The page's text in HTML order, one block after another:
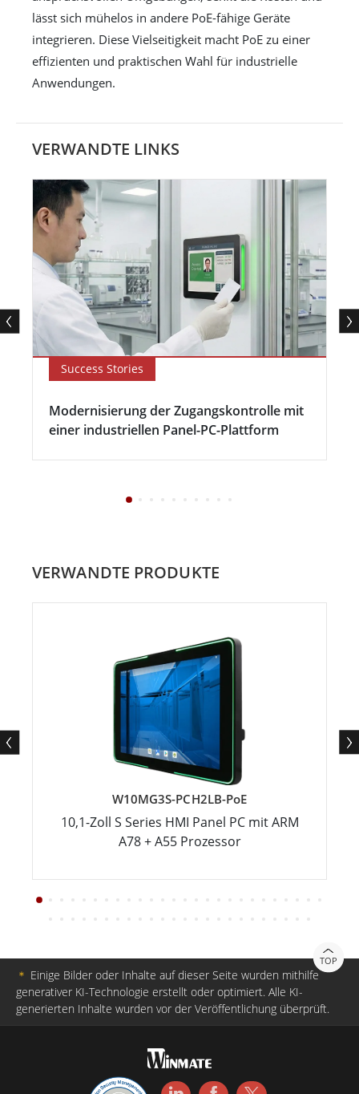
lässt sich mühelos in andere PoE-fähige Geräte
integrieren. Diese Vielseitigkeit macht PoE zu einer
effizienten und praktischen Wahl für industrielle
Anwendungen.
VERWANDTE LINKS
Success Stories
Modernisierung der Zugangskontrolle mit
einer industriellen Panel-PC-Plattform
VERWANDTE PRODUKTE
W10MG3S-PCH2LB-PoE
10,1-Zoll S Series HMI Panel PC mit ARM
A78 + A55 Prozessor
TOP
＊ Einige Bilder oder Inhalte auf dieser Seite wurden mithilfe
generativer KI-Technologie erstellt oder optimiert. Alle KI-
generierten Inhalte wurden vor der Veröffentlichung überprüft.